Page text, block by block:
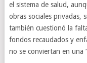
el sistema de salud,
obras sociales privadas,
también cuestionó la
fondos recaudados y
no se conviertan en una